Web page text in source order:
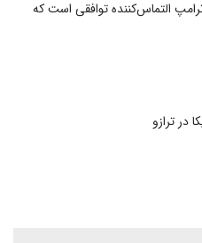
التماس‌کننده توافقی است که
در ترازو